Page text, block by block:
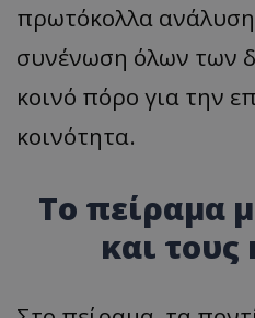
πρωτόκολλα
συνένωση όλων των
κοινό πόρο για την
κοινότητα.
Το πείραμα
και